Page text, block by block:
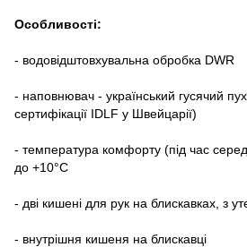
Особливості:
- водовідштовхувальна обробка DWR
- наповнювач - український гусячий
сертифікації IDLF у Швейцарії)
- температура комфорту (під час
до +10°C
- дві кишені для рук на блискавках, з
- внутрішня кишеня на блискавці